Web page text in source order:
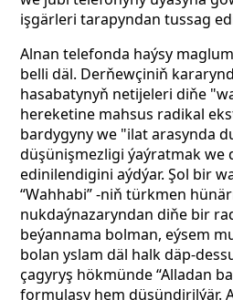
işgärleri tarapyndan tussag
Alnan telefonda haýsy
belli däl. Derňewçiniň
hasabatynyň netijeleri diňe
hereketine mahsus radikal
bardygyny we "ilat arasynda
düşünişmezligi ýaýratmak we
edinilendigini aýdýar. Şol bir
“Wahhabi” -niň türkmen
nukdaýnazaryndan diňe bir
beýannama bolman, eýsem
bolan yslam däl halk däp-
çagyryş hökmünde “Alladan
formulasy hem düşündirilýär.